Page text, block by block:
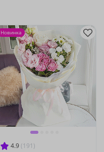
4.9 (191)
Новинка